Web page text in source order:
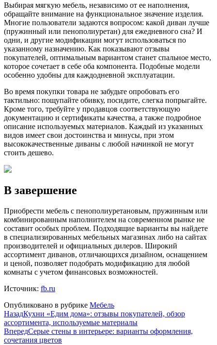
Выбирая мягкую мебель, независимо от ее наполнения,
обращайте внимание на функциональное значение изделия.
Многие пользователи задаются вопросом: какой диван лучше
(пружинный или пенополиуретан) для ежедневного сна? И
одни, и другие модификации могут использоваться по
указанному назначению. Как показывают отзывы
покупателей, оптимальным вариантом станет спальное место,
которое сочетает в себе оба компонента. Подобные модели
особенно удобны для каждодневной эксплуатации.
Во время покупки товара не забудьте опробовать его
тактильно: пощупайте обивку, посидите, слегка попрыгайте.
Кроме того, требуйте у продавцов соответствующую
документацию и сертификаты качества, а также подробное
описание используемых материалов. Каждый из указанных
видов имеет свои достоинства и минусы, при этом
высококачественные диваны с любой начинкой не могут
стоить дешево.
В завершение
Приобрести мебель с пенополиуретановым, пружинным или
комбинированным наполнителем на современном рынке не
составит особых проблем. Подходящие варианты вы найдете
в специализированных мебельных магазинах либо на сайтах
производителей и официальных дилеров. Широкий
ассортимент диванов, отличающихся дизайном, оснащением
и ценой, позволяет подобрать модификацию для любой
комнаты с учетом финансовых возможностей.
Источник: fb.ru
Опубликовано в рубрике Мебель
НазадКухни «Едим дома»: отзывы покупателей, обзор
ассортимента, используемые материалы
ВпередСерые стены в интерьере: варианты оформления,
сочетания цветов